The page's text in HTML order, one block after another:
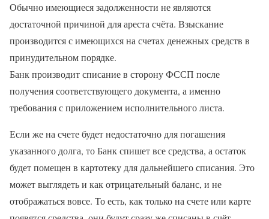
Обычно имеющиеся задолженности не являются
достаточной причиной для ареста счёта. Взыскание
производится с имеющихся на счетах денежных средств в
принудительном порядке.
Банк производит списание в сторону ФССП после
получения соответствующего документа, а именно
требования с приложением исполнительного листа.
Если же на счете будет недостаточно для погашения
указанного долга, то Банк спишет все средства, а остаток
будет помещен в картотеку для дальнейшего списания. Это
может выглядеть и как отрицательный баланс, и не
отображаться вовсе. То есть, как только на счете или карте